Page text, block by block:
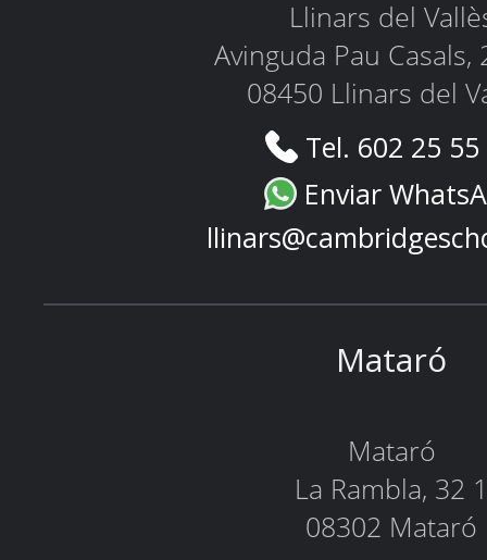
Llinars del
Avinguda Pau Casals,
08450 Llinars del
Tel. 602 25
Enviar
Mataró
Mataró
La Rambla, 32 1
08302 Mataró